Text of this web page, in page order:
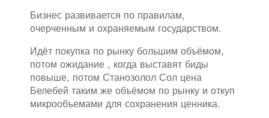
Бизнес развивается по правилам,
очерченным и охраняемым государством.
Идёт покупка по рынку большим объёмом,
потом ожидание , когда выставят биды
повыше, потом Станозолол Сол цена
Белебей таким же объёмом по рынку и откуп
микрообъемами для сохранения ценника.